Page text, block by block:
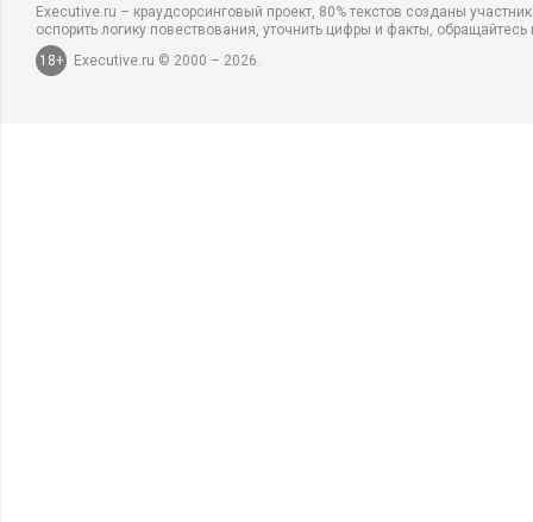
Executive.ru – краудсорсинговый проект, 80% текстов созданы
оспорить логику повествования, уточнить цифры и факты,
18+
Executive.ru © 2000 – 2026.